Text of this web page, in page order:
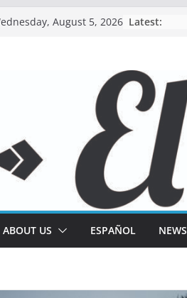
August 5, 2026 Latest:
ABOUT US ESPAÑOL NEWS